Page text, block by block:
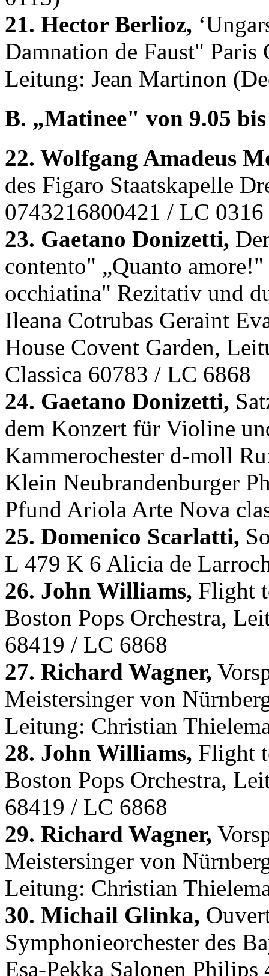
21. Hector Berlioz,
Damnation de Faust" Paris
Leitung: Jean Martinon
B. „Matinee" von 9.05
22. Wolfgang Amadeus
des Figaro Staatskapelle
0743216800421 / LC 0316
23. Gaetano Donizetti,
contento" „Quanto
occhiatina" Rezitativ und
Ileana Cotrubas Geraint
House Covent Garden,
Classica 60783 / LC 6868
24. Gaetano Donizetti,
dem Konzert für Violine
Kammerochester d-moll
Klein Neubrandenburger
Pfund Ariola Arte Nova
25. Domenico Scarlatti,
L 479 K 6 Alicia de
26. John Williams, Flight
Boston Pops Orchestra,
68419 / LC 6868
27. Richard Wagner,
Meistersinger von
Leitung: Christian
28. John Williams, Flight
Boston Pops Orchestra,
68419 / LC 6868
29. Richard Wagner,
Meistersinger von
Leitung: Christian
30. Michail Glinka,
Symphonieorchester des
Esa-Pekka Salonen